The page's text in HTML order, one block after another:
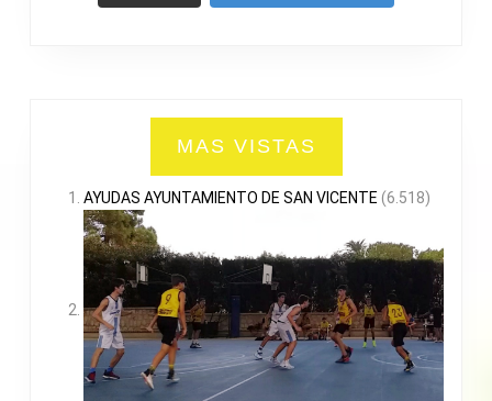
MAS VISTAS
AYUDAS AYUNTAMIENTO DE SAN VICENTE (6.518)